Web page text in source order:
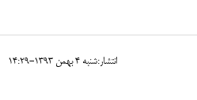
انتشار:شنبه 4 بهمن 1393-14:29